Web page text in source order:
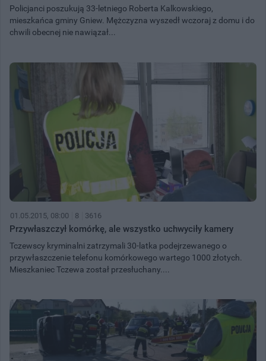
Policjanci poszukują 33-letniego Roberta Kalkowskiego,
mieszkańca gminy Gniew. Mężczyzna wyszedł wczoraj z domu i do
chwili obecnej nie nawiązał...
01.05.2015, 08:00 8 3616
Przywłaszczył komórkę, ale wszystko uchwyciły kamery
Tczewscy kryminalni zatrzymali 30-latka podejrzewanego o
przywłaszczenie telefonu komórkowego wartego 1000 złotych.
Mieszkaniec Tczewa został przesłuchany....